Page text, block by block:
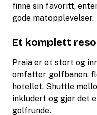
finne sin favoritt,
gode matopplevelser.
Et komplett
Praia er et stort og
omfatter golfbanen,
hotellet. Shuttle
inkludert og gjør det
golfrunde.